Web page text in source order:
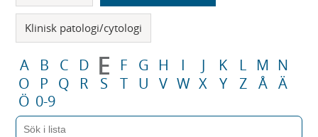
Klinisk patologi/cytologi
A B C D E F G H I J K L M N
O
P Q R S T U V W X Y Z Å Ä
Ö 0-9